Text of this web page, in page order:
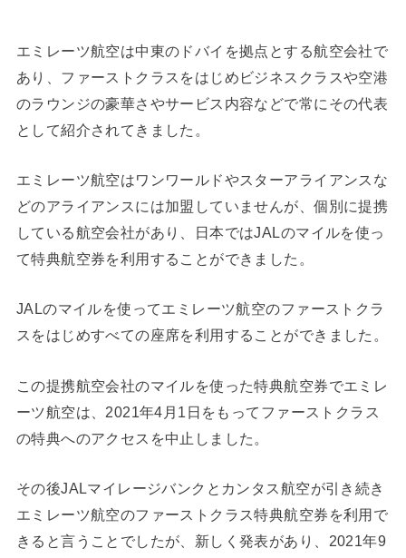
エミレーツ航空は中東のドバイを拠点とする航空会社で
あり、ファーストクラスをはじめビジネスクラスや空港
のラウンジの豪華さやサービス内容などで常にその代表
として紹介されてきました。
エミレーツ航空はワンワールドやスターアライアンスな
どのアライアンスには加盟していませんが、個別に提携
している航空会社があり、日本ではJALのマイルを使っ
て特典航空券を利用することができました。
JALのマイルを使ってエミレーツ航空のファーストクラ
スをはじめすべての座席を利用することができました。
この提携航空会社のマイルを使った特典航空券でエミレ
ーツ航空は、2021年4月1日をもってファーストクラス
の特典へのアクセスを中止しました。
その後JALマイレージバンクとカンタス航空が引き続き
エミレーツ航空のファーストクラス特典航空券を利用で
きると言うことでしたが、新しく発表があり、2021年9